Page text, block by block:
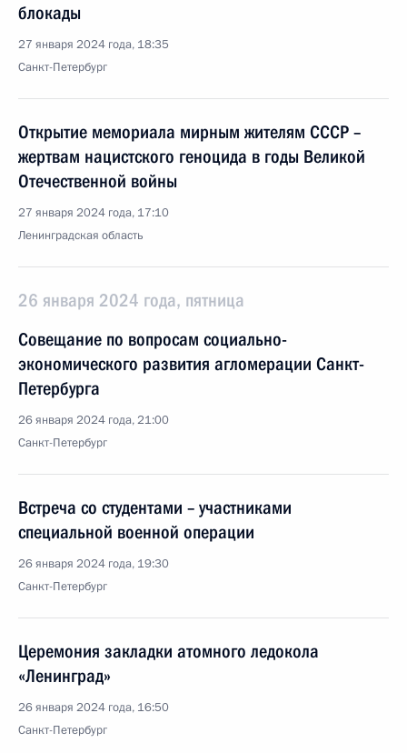
блокады
27 января 2024 года, 18:35
Санкт-Петербург
Открытие мемориала мирным жителям СССР –
жертвам нацистского геноцида в годы Великой
Отечественной войны
27 января 2024 года, 17:10
Ленинградская область
26 января 2024 года, пятница
Совещание по вопросам социально-
экономического развития агломерации Санкт-
Петербурга
26 января 2024 года, 21:00
Санкт-Петербург
Встреча со студентами – участниками
специальной военной операции
26 января 2024 года, 19:30
Санкт-Петербург
Церемония закладки атомного ледокола
«Ленинград»
26 января 2024 года, 16:50
Санкт-Петербург